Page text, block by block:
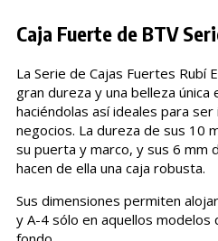
Caja Fuerte de BTV
La Serie de Cajas Fuertes Rubí
gran dureza y una belleza
haciéndolas así ideales para
negocios. La dureza de sus 10
su puerta y marco, y sus 6 mm
hacen de ella una caja robusta.
Sus dimensiones permiten
y A-4 sólo en aquellos modelos